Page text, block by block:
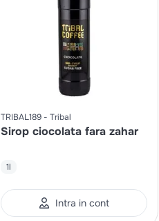
TRIBAL189 Tribal
Sirop ciocolata fara zahar
1l
Intra in cont